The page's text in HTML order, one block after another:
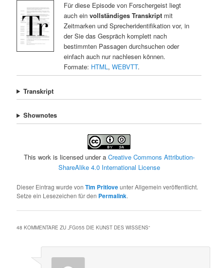
Für diese Episode von Forschergeist liegt
auch ein vollständiges Transkriptmit
Zeitmarken und Sprecheridentifikation vor, in
der Sie das Gespräch komplett nach
bestimmten Passagen durchsuchen oder
einfach auch nur nachlesen können.
Formate: HTML, WEBVTT.
Transkript
Shownotes
This work is licensed under a Creative Commons Attribution-
ShareAlike 4.0 International License
Dieser Eintrag wurde vonTim Pritloveunter Allgemein veröffentlicht.
Setze ein Lesezeichen für den Permalink.
48 KOMMENTARE ZU „FG055 DIE KUNST DES WISSENS“